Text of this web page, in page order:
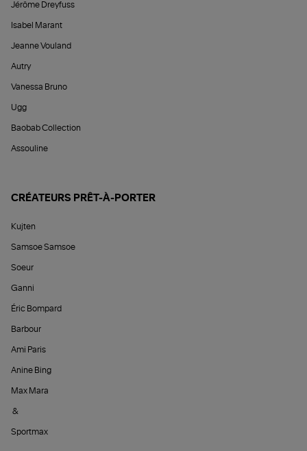
Jérôme Dreyfuss
Isabel Marant
Jeanne Vouland
Autry
Vanessa Bruno
Ugg
Baobab Collection
Assouline
CRÉATEURS PRÊT-À-PORTER
Kujten
Samsoe Samsoe
Soeur
Ganni
Éric Bompard
Barbour
Ami Paris
Anine Bing
Max Mara
&
Sportmax